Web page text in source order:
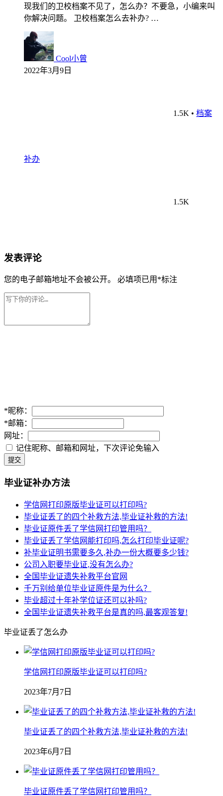
现我们的卫校档案不见了，怎么办？不要急，小编来叫
你解决问题。 卫校档案怎么去补办? …
Cool小曾
2022年3月9日
1.5K • 档案
补办
1.5K
发表评论
您的电子邮箱地址不会被公开。 必填项已用 *标注
*昵称：
*邮箱：
网址：
记住昵称、邮箱和网址，下次评论免输入
提交
毕业证补办方法
学信网打印原版毕业证可以打印吗?
毕业证丢了的四个补救方法,毕业证补救的方法!
毕业证原件丢了学信网打印管用吗？
毕业证丢了学信网能打印吗,怎么打印毕业证呢?
补毕业证明书需要多久,补办一份大概要多少钱?
公司入职要毕业证,没有怎么办?
全国毕业证遗失补救平台官网
千万别给单位毕业证原件是为什么？
毕业超过十年补学位证还可以补吗?
全国毕业证遗失补救平台是真的吗,最客观答复!
毕业证丢了怎么办
学信网打印原版毕业证可以打印吗?
2023年7月7日
毕业证丢了的四个补救方法,毕业证补救的方法!
2023年6月7日
毕业证原件丢了学信网打印管用吗？